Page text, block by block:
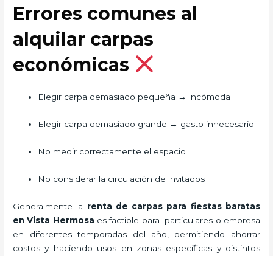
Errores comunes al
alquilar carpas
económicas
Elegir carpa demasiado pequeña → incómoda
Elegir carpa demasiado grande → gasto innecesario
No medir correctamente el espacio
No considerar la circulación de invitados
Generalmente la renta de carpas para fiestas baratas
en Vista Hermosa es factible para particulares o empresa
en diferentes temporadas del año, permitiendo ahorrar
costos y haciendo usos en zonas específicas y distintos